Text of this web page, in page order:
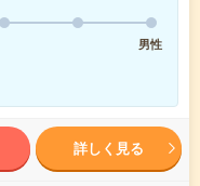
男性
詳しく見る